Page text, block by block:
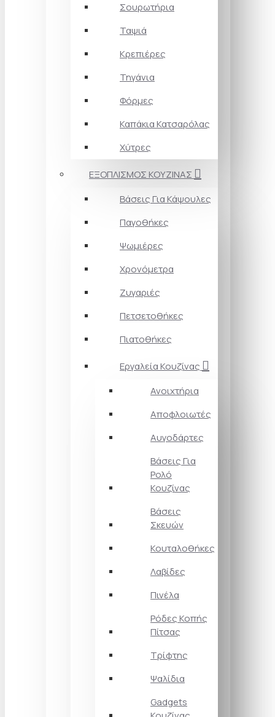
Σουρωτήρια
Ταψιά
Κρεπιέρες
Τηγάνια
Φόρμες
Καπάκια Κατσαρόλας
Χύτρες
ΕΞΟΠΛΙΣΜΟΣ ΚΟΥΖΙΝΑΣ
Βάσεις Για Κάψουλες
Παγοθήκες
Ψωμιέρες
Χρονόμετρα
Ζυγαριές
Πετσετοθήκες
Πιατοθήκες
Εργαλεία Κουζίνας
Ανοιχτήρια
Αποφλοιωτές
Αυγοδάρτες
Βάσεις Για
Ρολό
Κουζίνας
Βάσεις
Σκευών
Κουταλοθήκες
Λαβίδες
Πινέλα
Ρόδες Κοπής
Πίτσας
Τρίφτης
Ψαλίδια
Gadgets